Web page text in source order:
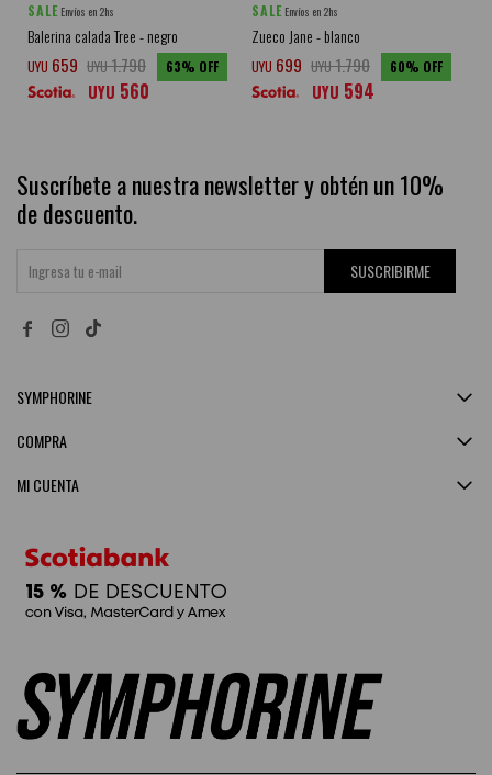
SALE Envíos en 2hs
Balerina calada Tree - negro
UYU 659 UYU1.790 63
UYU 560
SALE Envíos en 2hs
Zueco Jane - blanco
UYU 699 UYU1.790 60
UYU 594
Suscríbete a nuestra newsletter y obtén un 10%
de descuento.
SUSCRIBIRME
 
SYMPHORINE
MI CUENTA
COMPRA